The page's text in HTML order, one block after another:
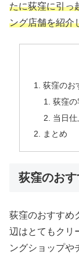
たに荻窪に引っ
ング店舗を紹介
荻窪のお
荻窪の
当日
まとめ
荻窪のお
荻窪のおすすめ
辺はとてもクリ
ングショップや